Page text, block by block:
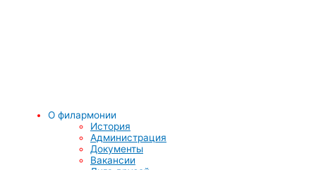
О филармонии
История
Администрация
Документы
Вакансии